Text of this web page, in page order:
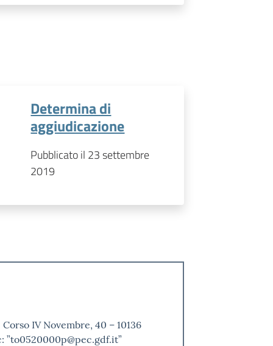
Determina di
aggiudicazione
Pubblicato il 23 settembre
2019
IV Novembre, 40 – 10136
”to0520000p@pec.gdf.it”